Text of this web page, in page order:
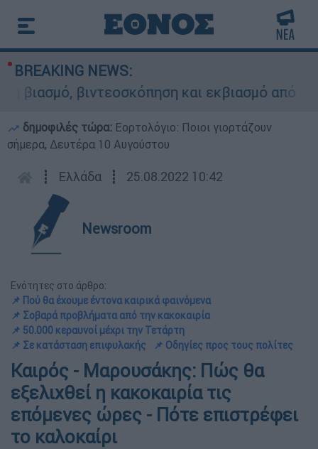
BREAKING NEWS:
και εκβιασμό από 17χρονο
δημοφιλές τώρα: Εορτολόγιο: Ποιοι γιορτάζουν
σήμερα, Δευτέρα 10 Αυγούστου
┋ Ελλάδα ┋ 25.08.2022 10:42
Newsroom
Ενότητες στο άρθρο:
📌 Πού θα έχουμε έντονα καιρικά φαινόμενα
📌 Σοβαρά προβλήματα από την κακοκαιρία
📌 50.000 κεραυνοί μέχρι την Τετάρτη
📌 Σε κατάσταση επιφυλακής
📌 Οδηγίες προς τους πολίτες
Καιρός - Μαρουσάκης: Πώς θα
εξελιχθεί η κακοκαιρία τις
επόμενες ώρες - Πότε επιστρέφει
το καλοκαίρι